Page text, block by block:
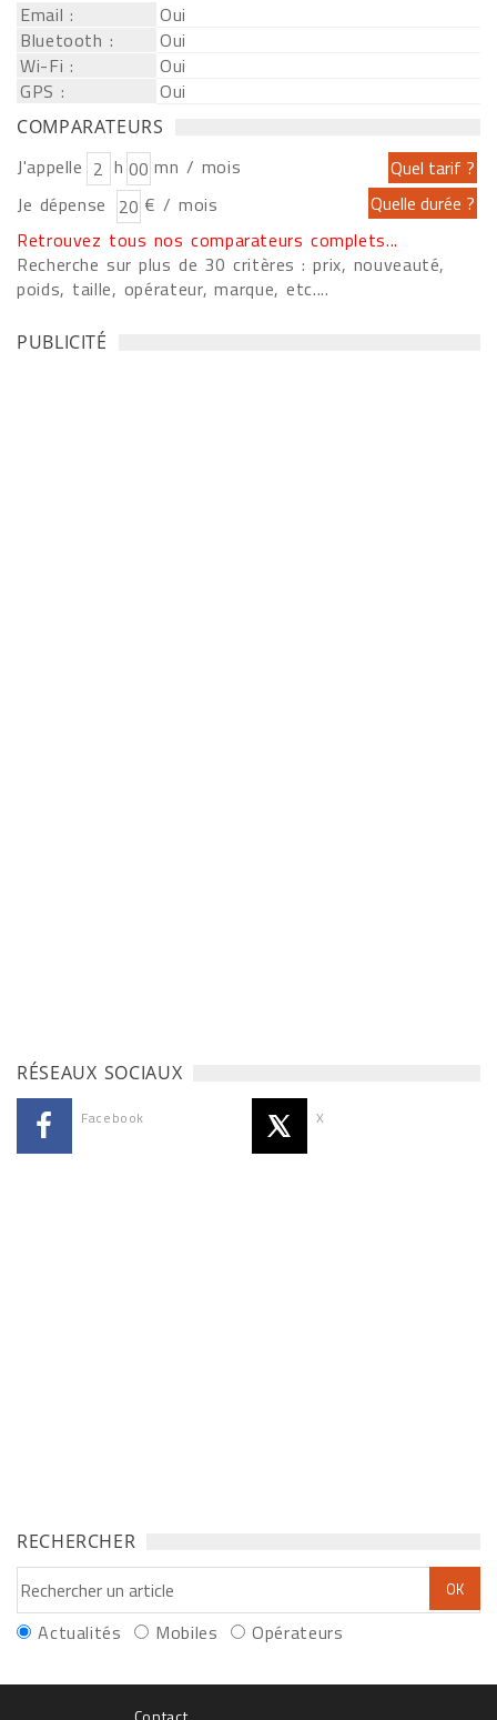
Email :
Oui
Bluetooth :
Oui
Wi-Fi :
Oui
GPS :
Oui
COMPARATEURS
J'appelle h
mn / mois
Je dépense
€ / mois
Retrouvez tous nos comparateurs complets...
Recherche sur plus de 30 critères : prix, nouveauté,
poids, taille, opérateur, marque, etc....
PUBLICITÉ
RÉSEAUX SOCIAUX
Facebook X
RECHERCHER
Actualités Mobiles Opérateurs